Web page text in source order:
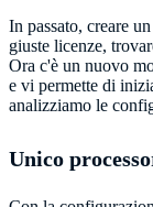
In passato, creare
giuste licenze,
Ora c'è un nuovo
e vi permette di
analizziamo le
Unico